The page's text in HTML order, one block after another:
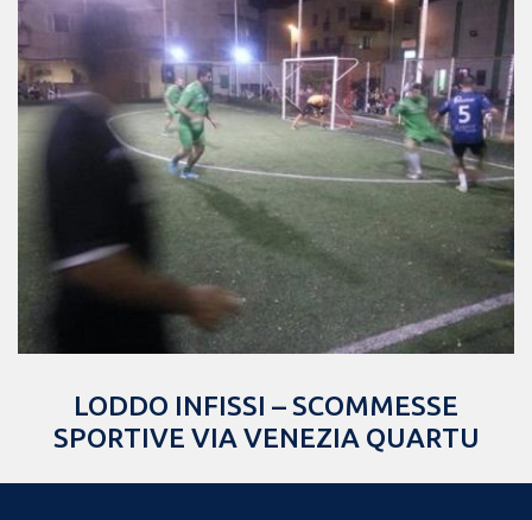
LODDO INFISSI – SCOMMESSE
SPORTIVE VIA VENEZIA QUARTU